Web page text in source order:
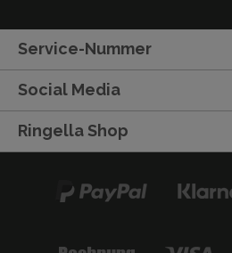
Service-Nummer
Social Media
Ringella Shop